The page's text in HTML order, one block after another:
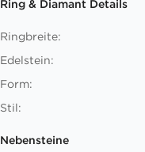
Ring & Diamant Details
Ringbreite:
Edelstein:
Form:
Stil:
Nebensteine